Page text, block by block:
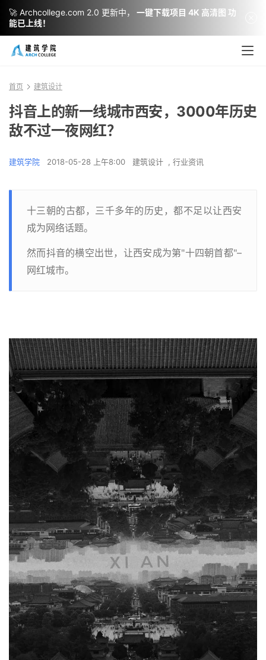
首页 建筑设计
抖音上的新一线城市西安，3000年历史
敌不过一夜网红？
建筑学院 2018-05-28 上午8:00 建筑设计 , 行业资讯
十三朝的古都，三千多年的历史，都不足以让西安
成为网络话题。
然而抖音的横空出世，让西安成为第"十四朝首都"–
网红城市。
🚀 Archcollege.com 2.0 更新中，
一键下载项目 4K 高清图 功
能已上线！